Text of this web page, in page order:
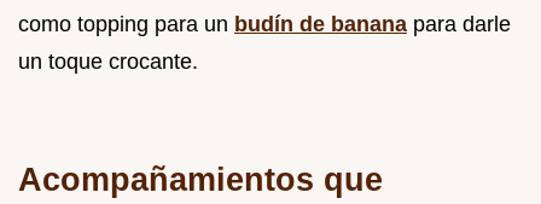
como topping para un budín de banana para darle
un toque crocante.
Acompañamientos que